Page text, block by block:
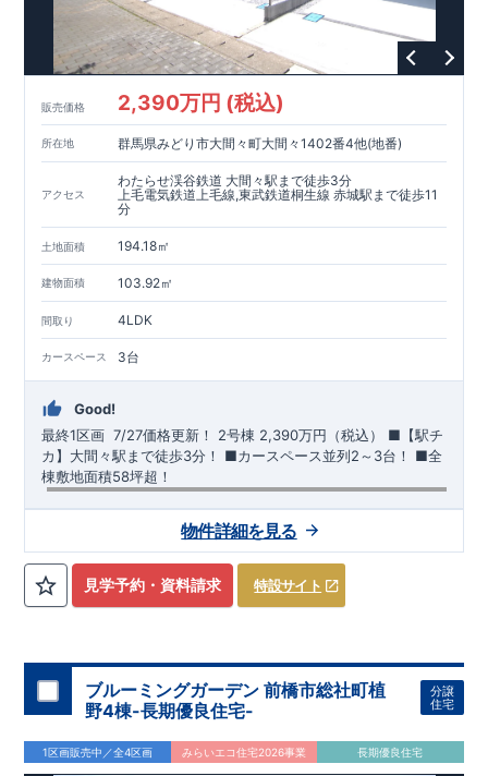
販売価格 2,390万円 (税込)
所在地 群馬県みどり市大間々町大間々1402番4他(地番)
アクセス
わたらせ渓谷鉄道 大間々駅まで徒歩3分
上毛電気鉄道上毛線,東武鉄道桐生線 赤城駅まで徒歩11
分
土地面積 194.18㎡
建物面積 103.92㎡
間取り 4LDK
カースペース 3台
Good!
最終1区画 7/27価格更新！
2号棟 2,390万円（税込）
​■【駅チ
カ】大間々駅まで徒歩3分！ ​■カースペース並列2～3台！ ​■全
棟敷地面積58坪超！
​上毛電鉄、東武桐生線 ​『赤城』駅……徒歩11分（約870
【学校】 小学校……徒歩10分（約790ｍ）
【妥協のない家づくり】 ​↓ クリックすると詳細ページが表示
されます 長期優良住宅 ​住宅性能評価
地震に強い家づくり
（地盤編） ​地震に強い家づくり（建物編）
地震に強い家づく
り（制震編）
【ブルーミングガーデンが選ばれる理由】 ​↓ クリックすると
詳細ページが表示されます ​暮らしを豊かにする空間アイデア
見学予約・資料請求 特設サイト
物件詳細を見る
ブルーミングガーデン 前橋市総社町植
野4棟-長期優良住宅-
分譲
住宅
1区画販売中／全4区画 みらいエコ住宅2026事業 長期優良住宅